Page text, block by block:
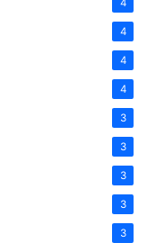
4
4
4
4
3
3
3
3
3